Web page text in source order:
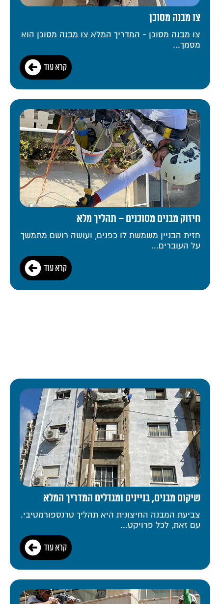
צו מבנה מסוכן
צו מבנה מסוכן - המדריך המלא צו מבנה מסוכן הוא
מסמך...
קרא עוד
חיזוק מבנים מסוכנים – תהליך מלא
חזית הבניין משמשת לו כפנים, ועושה רושם מתמשך
על העוברים...
קרא עוד
שיקום מבנים, בניינים ומגדלים המדריך המלא
צביעת המבנה החיצונית היא תהליך טרנספורמטיבי.
עם זאת, לכל פרויקט...
קרא עוד